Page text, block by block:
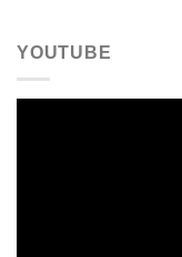
YOUTUBE